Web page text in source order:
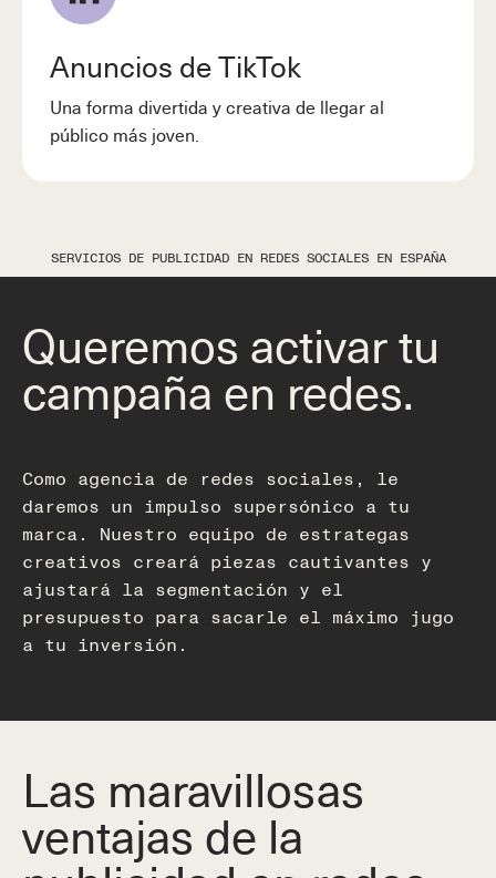
SERVICIOS DE PUBLICIDAD EN REDES SOCIALES EN ESPAÑA
Anuncios de TikTok
Una forma divertida y creativa de llegar al
público más joven.
Queremos activar tu
campaña en redes.
Como agencia de redes sociales, le
daremos un impulso supersónico a tu
marca. Nuestro equipo de estrategas
creativos creará piezas cautivantes y
ajustará la segmentación y el
presupuesto para sacarle el máximo jugo
a tu inversión.
Las maravillosas
ventajas de la